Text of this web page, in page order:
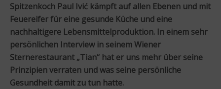
Spitzenkoch Paul Ivić kämpft auf allen Ebenen und mit
Feuereifer für eine gesunde Küche und eine
nachhaltigere Lebensmittelproduktion. In einem sehr
persönlichen Interview in seinem Wiener
Sternerestaurant „Tian“ hat er uns mehr über seine
Prinzipien verraten und was seine persönliche
Gesundheit damit zu tun hatte.